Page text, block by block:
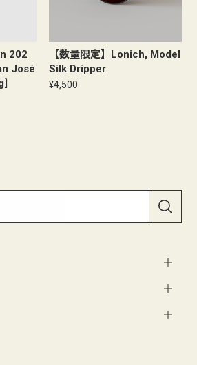
202
José
【数量限定】Lonich, Model
Silk Dripper
¥4,500